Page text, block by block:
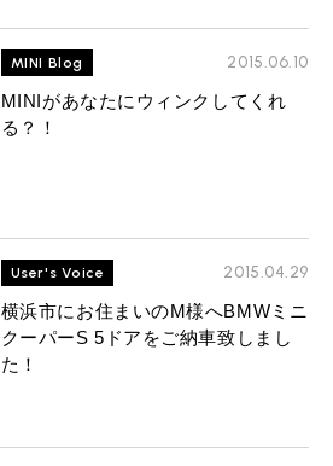
MINI Blog
2015.06.10
MINIがあなたにウィンクしてくれ
る？！
User's Voice
2015.04.29
横浜市にお住まいのM様へBMWミニ
クーパーS 5ドアをご納車致しまし
た！